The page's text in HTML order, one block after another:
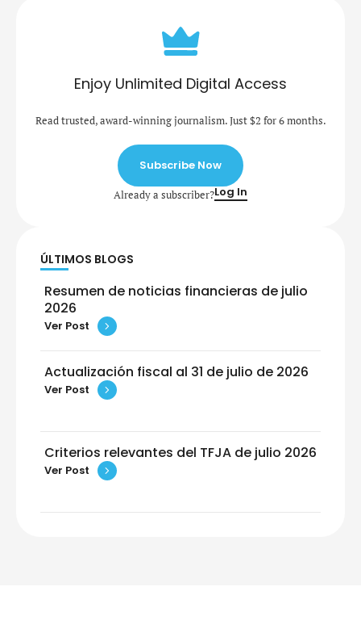
Enjoy Unlimited Digital Access
Read trusted, award-winning journalism. Just $2 for 6 months.
Subscribe Now
Already a subscriber?Log In
ÚLTIMOS BLOGS
Resumen de noticias financieras de julio
2026
Ver Post
Actualización fiscal al 31 de julio de 2026
Ver Post
Criterios relevantes del TFJA de julio 2026
Ver Post